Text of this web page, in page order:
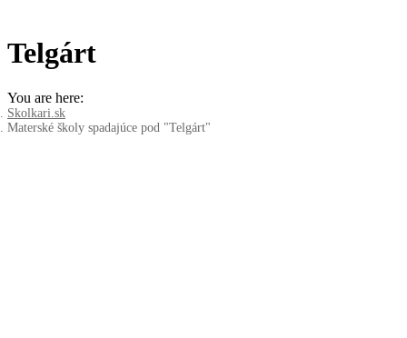
Telgárt
You are here:
Skolkari.sk
Materské školy spadajúce pod "Telgárt"